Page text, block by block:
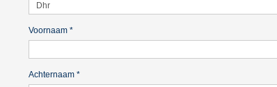
Voornaam*
Achternaam*